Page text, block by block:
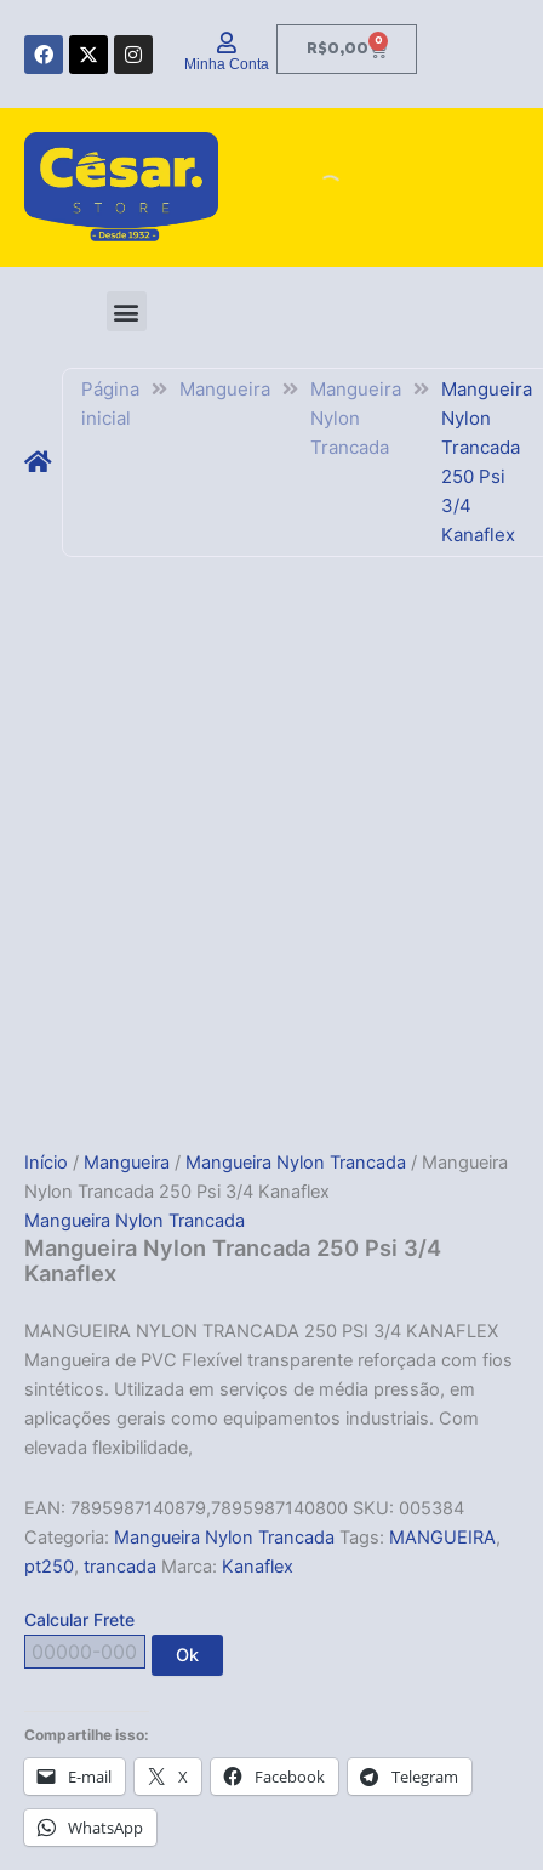
para F
a
c
o
o
k
X
-
t
t
t
e
I
n
s
g
r
a
m
Minha Conta
R$0,00 0
Carrinho
Página
inicial
Mangueira
Mangueira
Nylon
Trancada
Mangueira
Nylon
Trancada
250 Psi
3/4
Kanaflex
Início / Mangueira / Mangueira Nylon Trancada / Mangueira
Nylon Trancada 250 Psi 3/4 Kanaflex
Mangueira Nylon Trancada
Mangueira Nylon Trancada 250 Psi 3/4
Kanaflex
MANGUEIRA NYLON TRANCADA 250 PSI 3/4 KANAFLEX
Mangueira de PVC Flexível transparente reforçada com fios
sintéticos. Utilizada em serviços de média pressão, em
aplicações gerais como equipamentos industriais. Com
elevada flexibilidade,
EAN: 7895987140879,7895987140800 SKU: 005384
Categoria: Mangueira Nylon Trancada Tags: MANGUEIRA,
pt250, trancada Marca: Kanaflex
Calcular Frete
Ok
Compartilhe isso:
E-mail X Facebook Telegram
WhatsApp